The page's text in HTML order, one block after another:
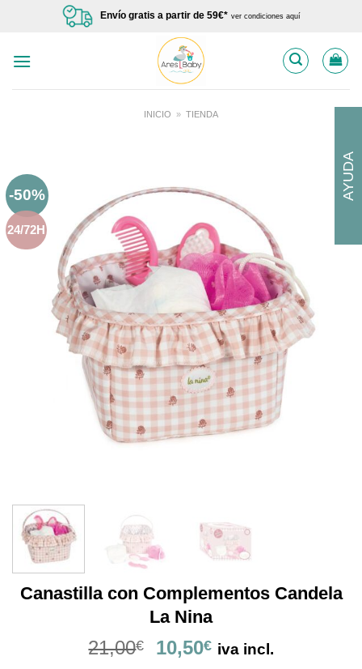
Envío gratis a partir de 59€* ver condiciones aquí
INICIO » TIENDA
-50%
24/72H
Canastilla con Complementos Candela
La Nina
21,00€
El
10,50€El
iva incl.
AYUDA